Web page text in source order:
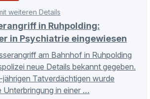
weiteren Details
in Ruhpolding:
in Psychiatrie eingewiesen
am Bahnhof in Ruhpolding
neue Details bekannt gegeben.
Tatverdächtigen wurde
Unterbringung in einer …